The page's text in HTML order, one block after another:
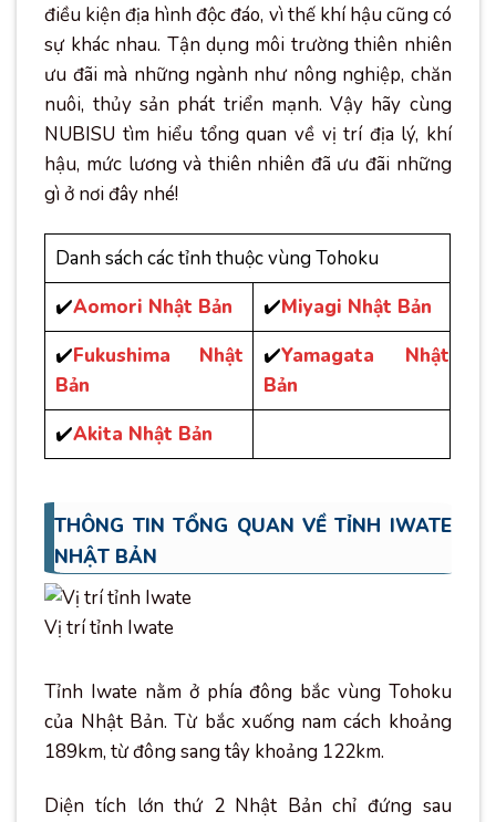
điều kiện địa hình độc đáo, vì thế khí hậu cũng có
sự khác nhau. Tận dụng môi trường thiên nhiên
ưu đãi mà những ngành như nông nghiệp, chăn
nuôi, thủy sản phát triển mạnh. Vậy hãy cùng
NUBISU tìm hiểu tổng quan về vị trí địa lý, khí
hậu, mức lương và thiên nhiên đã ưu đãi những
gì ở nơi đây nhé!
Danh sách các tỉnh thuộc vùng Tohoku
✔️Aomori Nhật Bản ✔️Miyagi Nhật Bản
✔️Fukushima Nhật
Bản
✔️Yamagata Nhật
Bản
✔️Akita Nhật Bản
THÔNG TIN TỔNG QUAN VỀ TỈNH IWATE
NHẬT BẢN
Vị trí tỉnh Iwate
Tỉnh Iwate nằm ở phía đông bắc vùng Tohoku
của Nhật Bản. Từ bắc xuống nam cách khoảng
189km, từ đông sang tây khoảng 122km.
Diện tích lớn thứ 2 Nhật Bản chỉ đứng sau